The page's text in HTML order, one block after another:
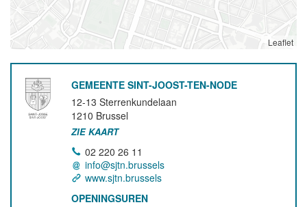
Leaflet
GEMEENTE SINT-JOOST-TEN-NODE
12-13 Sterrenkundelaan
1210 Brussel
ZIE KAART
02 220 26 11
info@sjtn.brussels
www.sjtn.brussels
OPENINGSUREN